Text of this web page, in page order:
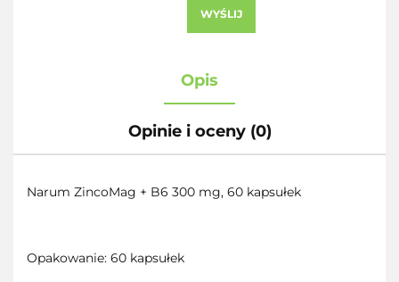
WYŚLIJ
Opis
Opinie i oceny (0)
Narum ZincoMag + B6 300 mg, 60 kapsułek
Opakowanie: 60 kapsułek